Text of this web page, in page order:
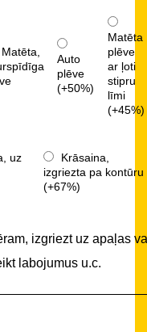
Matēta,
Auto
plēve
(+50%)
Matēta
plēve
ar ļoti
stipru
līmi
(+45%)
uz
Krāsaina,
izgriezta pa kontūru
(+67%)
izgriezt uz apaļas
labojumus u.c.